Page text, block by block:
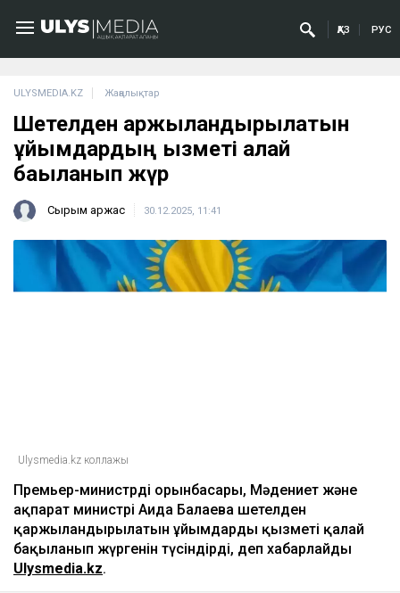
ҚАЗ РУС
ULYSMEDIA.KZ Жаңалықтар
Шетелден қаржыландырылатын
ұйымдардың қызметі қалай
бақыланып жүр
Сырым Қаржас 30.12.2025, 11:41
Ulysmedia.kz коллажы
Премьер-министрдің орынбасары, Мәдениет және
ақпарат министрі Аида Балаева шетелден
қаржыландырылатын ұйымдардың қызметі қалай
бақыланып жүргенін түсіндірді, деп хабарлайды
Ulysmedia.kz.